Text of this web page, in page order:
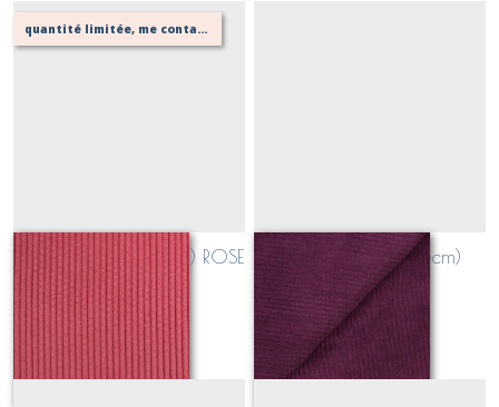
quantité limitée, me contacter pour vérifier possibilité de votre confection
velours côtelé (0,5cm) ROSE
FRAMBOISE
Sur demande
velours côtelé (0,5cm)
AUBERGINE
Sur demande